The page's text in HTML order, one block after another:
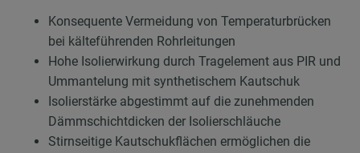
Konsequente Vermeidung von Temperaturbrücken
bei kälteführenden Rohrleitungen
Hohe Isolierwirkung durch Tragelement aus PIR und
Ummantelung mit synthetischem Kautschuk
Isolierstärke abgestimmt auf die zunehmenden
Dämmschichtdicken der Isolierschläuche
Stirnseitige Kautschukflächen ermöglichen die